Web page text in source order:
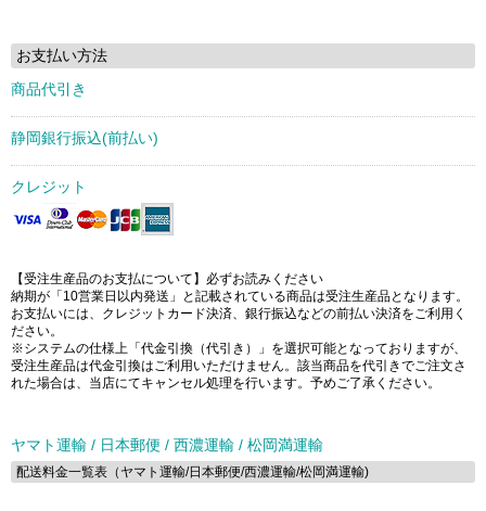
お支払い方法
商品代引き
静岡銀行振込(前払い)
クレジット
【受注生産品のお支払について】必ずお読みください
納期が「10営業日以内発送」と記載されている商品は受注生産品となります。
お支払いには、クレジットカード決済、銀行振込などの前払い決済をご利用く
ださい。
※システムの仕様上「代金引換（代引き）」を選択可能となっておりますが、
受注生産品は代金引換はご利用いただけません。該当商品を代引きでご注文さ
れた場合は、当店にてキャンセル処理を行います。予めご了承ください。
ヤマト運輸 / 日本郵便 / 西濃運輸 / 松岡満運輸
配送料金一覧表（ヤマト運輸/日本郵便/西濃運輸/松岡満運輸)